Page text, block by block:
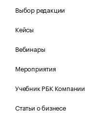
Выбор редакции
Кейсы
Вебинары
Мероприятия
Учебник РБК Компании
Статьи о бизнесе